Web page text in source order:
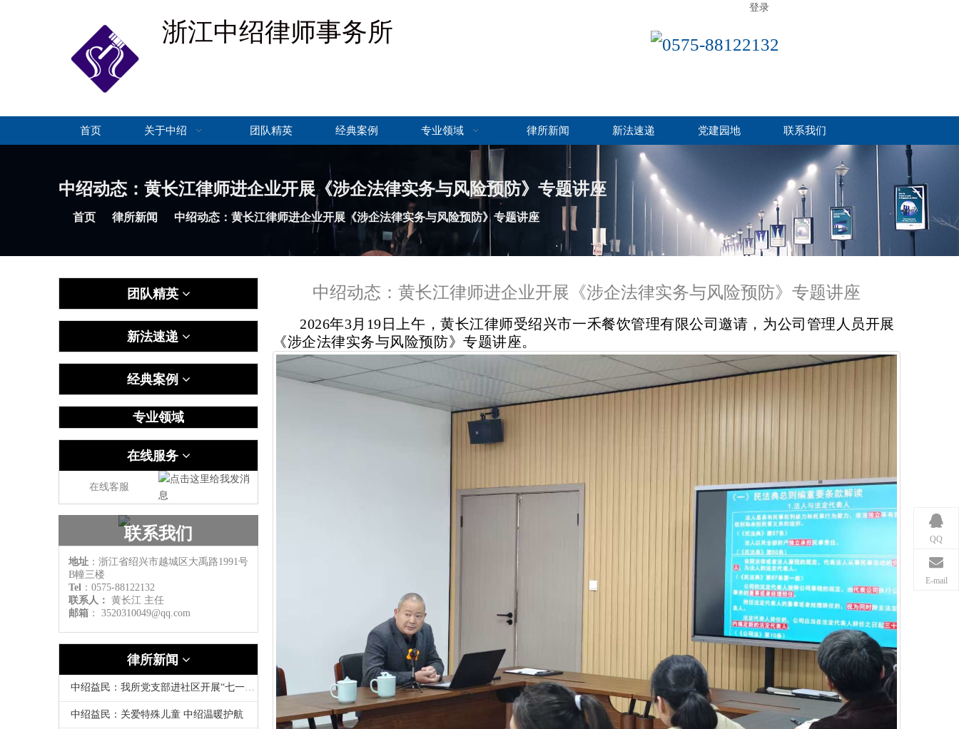
登录
浙江中绍律师事务所 0575-88122132
首页 关于中绍 团队精英 经典案例 专业领域 律所新闻 新法速递 党建园地 联系我们
中绍动态：黄长江律师进企业开展《涉企法律实务与风险预防》专题讲座
首页 律所新闻 中绍动态：黄长江律师进企业开展《涉企法律实务与风险预防》专题讲座
团队精英
新法速递
经典案例
专业领域
在线服务
在线客服
联系我们
地址 ：浙江省绍兴市越城区大禹路1991号
B幢三楼
Tel ：0575-88122132
联系人： 黄长江 主任
邮箱 ： 3520310049@qq.com
律所新闻
中绍益民：我所党支部进社区开展“七一”慰问老党员活动
中绍益民：关爱特殊儿童 中绍温暖护航
中绍动态：黄长江律师进企业开展《涉企法律实务与风险预防》专题讲座
2026年3月19日上午，黄长江律师受绍兴市一禾餐饮管理有限公司邀请，为公司管理人员开展
《涉企法律实务与风险预防》专题讲座。
QQ
E-mail